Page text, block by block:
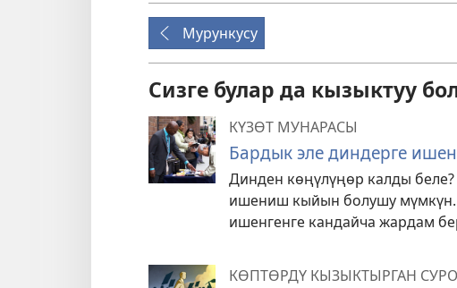
Мурункусу
Сизге булар да кызыктуу
КҮЗӨТ МУНАРАСЫ
Бардык эле диндерге
Динден көңүлүңөр калды
ишениш кыйын болушу
ишенгенге кандайча жардам
КӨПТӨРДҮ КЫЗЫКТЫРГАН